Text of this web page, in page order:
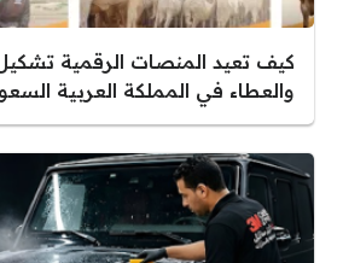
كيف تعيد المنصات الرقمية
والعطاء في المملكة العربية